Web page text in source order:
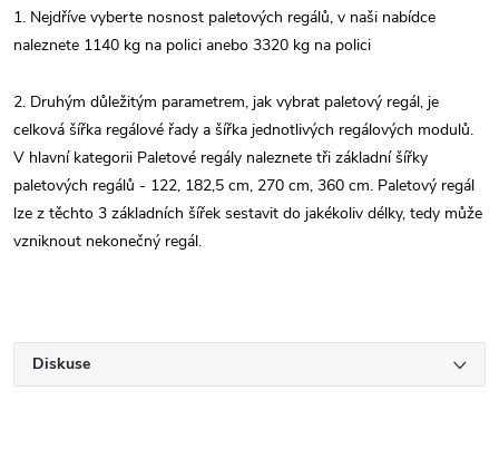
1. Nejdříve vyberte nosnost paletových regálů, v naši nabídce
naleznete 1140 kg na polici anebo 3320 kg na polici
2. Druhým důležitým parametrem, jak vybrat paletový regál, je
celková šířka regálové řady a šířka jednotlivých regálových modulů.
V hlavní kategorii Paletové regály naleznete tři základní šířky
paletových regálů - 122, 182,5 cm, 270 cm, 360 cm. Paletový regál
lze z těchto 3 základních šířek sestavit do jakékoliv délky, tedy může
vzniknout nekonečný regál.
Diskuse